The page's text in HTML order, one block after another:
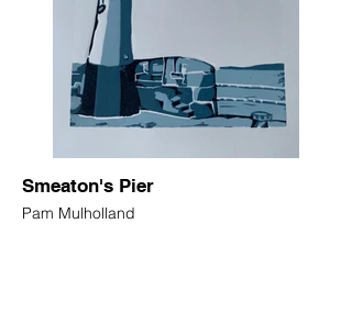
Smeaton's Pier
Pam Mulholland